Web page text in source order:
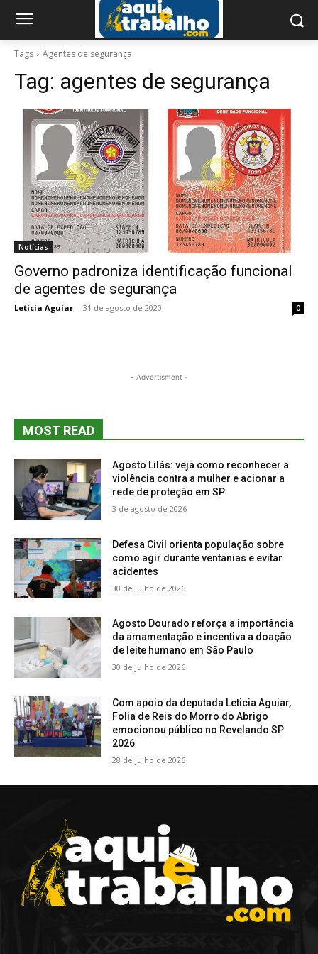
Tags Agentes de segurança
Tag: agentes de segurança
Notícias
Governo padroniza identificação funcional
de agentes de segurança
Leticia Aguiar - 31 de agosto de 2020 0
- Advertisment -
MOST READ
Agosto Lilás: veja como reconhecer a
violência contra a mulher e acionar a
rede de proteção em SP
3 de agosto de 2026
Defesa Civil orienta população sobre
como agir durante ventanias e evitar
acidentes
30 de julho de 2026
Agosto Dourado reforça a importância
da amamentação e incentiva a doação
de leite humano em São Paulo
30 de julho de 2026
Com apoio da deputada Leticia Aguiar,
Folia de Reis do Morro do Abrigo
emocionou público no Revelando SP
2026
28 de julho de 2026